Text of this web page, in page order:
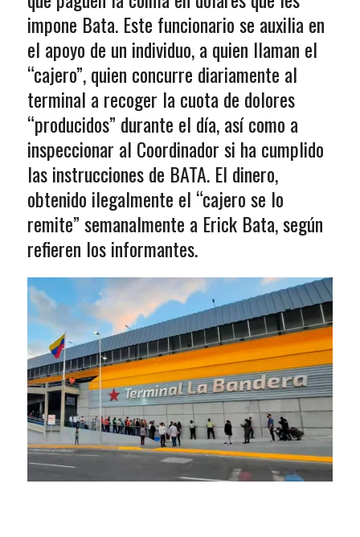
impone Bata. Este funcionario se auxilia en
el apoyo de un individuo, a quien llaman el
“cajero”, quien concurre diariamente al
terminal a recoger la cuota de dolores
“producidos” durante el día, así como a
inspeccionar al Coordinador si ha cumplido
las instrucciones de BATA. El dinero,
obtenido ilegalmente el “cajero se lo
remite” semanalmente a Erick Bata, según
refieren los informantes.